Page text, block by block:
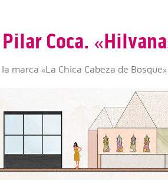
Coca.
marca «La Chica Cabeza de Bosque»